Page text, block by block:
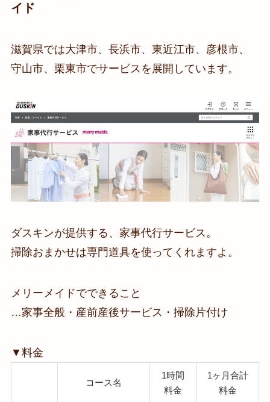
イド
滋賀県では大津市、長浜市、東近江市、彦根市、
守山市、栗東市でサービスを展開しています。
ダスキンが提供する、家事代行サービス。
掃除おまかせは専門道具を使ってくれますよ。
メリーメイドでできること
…家事全般・産前産後サービス・掃除片付け
▼料金
コース名
1時間
料金
1ヶ月合計
料金